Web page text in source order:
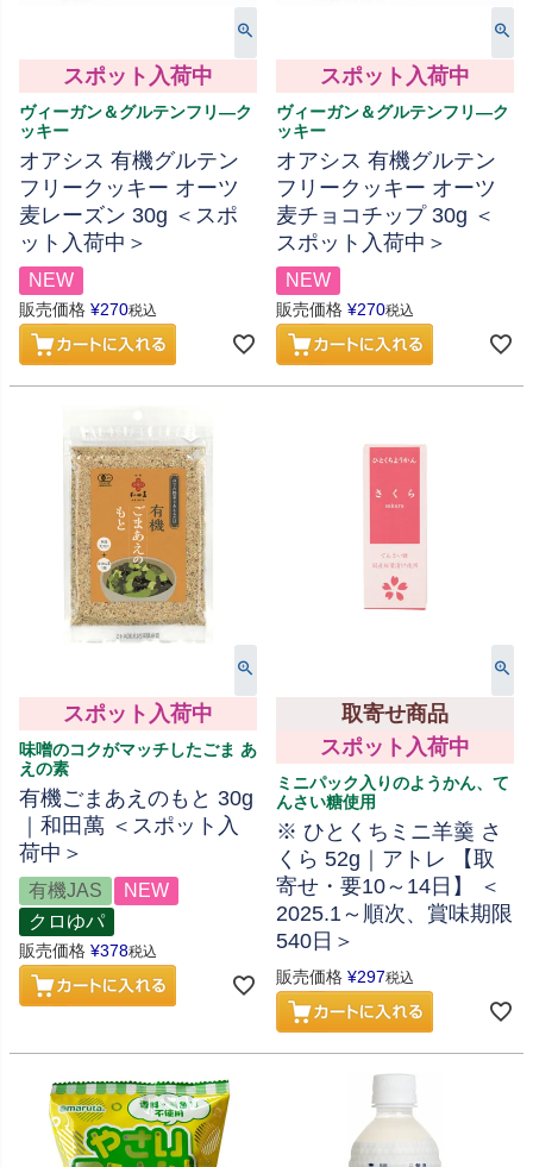
スポット入荷中
ヴィーガン＆グルテンフリ―ク
ッキー
オアシス 有機グルテン
フリークッキー オーツ
麦レーズン 30g ＜スポ
ット入荷中＞
NEW
販売価格 ¥270税込
スポット入荷中
ヴィーガン＆グルテンフリ―ク
ッキー
オアシス 有機グルテン
フリークッキー オーツ
麦チョコチップ 30g ＜
スポット入荷中＞
NEW
販売価格 ¥270税込
スポット入荷中
味噌のコクがマッチしたごま あ
えの素
有機ごまあえのもと 30g
｜和田萬 ＜スポット入
荷中＞
有機JAS
NEW
クロゆパ
販売価格 ¥378税込
取寄せ商品
スポット入荷中
ミニパック入りのようかん、て
んさい糖使用
※ ひとくちミニ羊羹 さ
くら 52g｜アトレ 【取
寄せ・要10～14日】 ＜
2025.1～順次、賞味期限
540日＞
販売価格 ¥297税込